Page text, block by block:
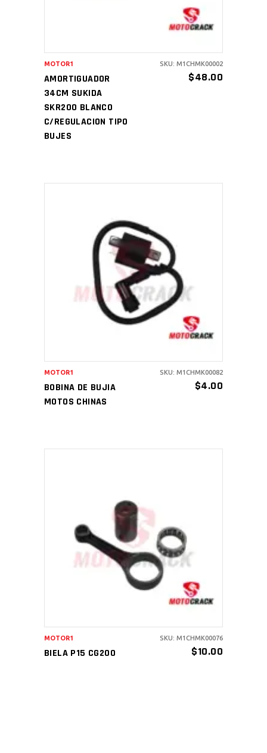
AMORTIGUADOR
34CM SUKIDA
SKR200 BLANCO
C/REGULACION TIPO
BUJES
$48.00
MOTOR1 SKU: M1CHMK00002
AÑADIR AL CARRITO
BOBINA DE BUJIA
MOTOS CHINAS
$4.00
MOTOR1 SKU: M1CHMK00082
AÑADIR AL CARRITO
BIELA P15 CG200 $10.00
MOTOR1 SKU: M1CHMK00076